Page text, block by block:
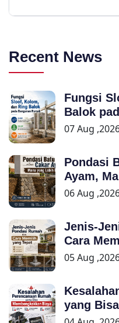
Recent News
Fungsi
Balok
07 Aug
Pondasi
Ayam,
06 Aug
Jenis-
Cara
05 Aug
yang